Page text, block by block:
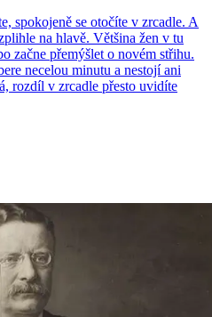
spokojeně se otočíte v zrcadle. A
na hlavě. Většina žen v tu
začne přemýšlet o novém střihu.
necelou minutu a nestojí ani
rozdíl v zrcadle přesto uvidíte